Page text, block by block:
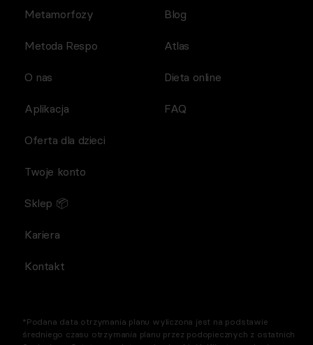
Metamorfozy
Metoda Respo
O nas
Aplikacja
Blog
Atlas
Dieta online
FAQ
Oferta dla dzieci
Twoje konto
Sklep 📦
Kariera
Kontakt
*Podana data otrzymania planu wyliczona jest na podstawie
średniego czasu otrzymania planu przez podopiecznych z ostatnich